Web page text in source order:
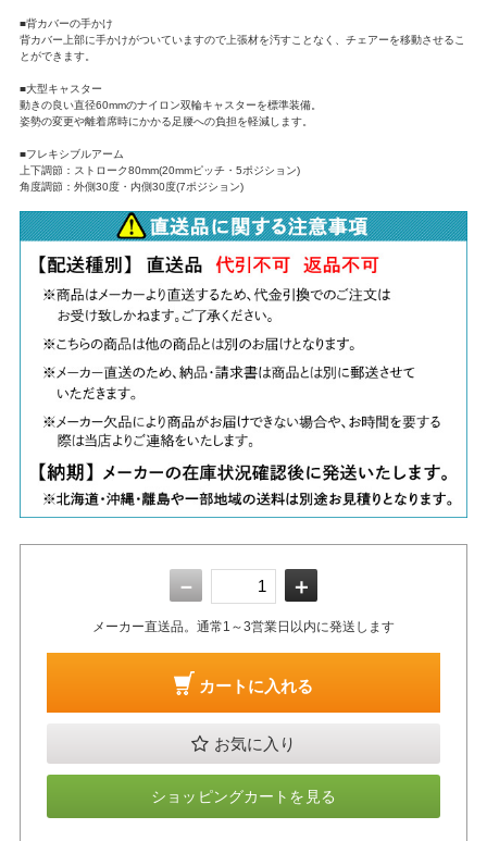
■背カバーの手かけ
背カバー上部に手かけがついていますので上張材を汚すことなく、チェアーを移動させるこ
とができます。
■大型キャスター
動きの良い直径60mmのナイロン双輪キャスターを標準装備。
姿勢の変更や離着席時にかかる足腰への負担を軽減します。
■フレキシブルアーム
上下調節：ストローク80mm(20mmピッチ・5ポジション)
角度調節：外側30度・内側30度(7ポジション)
－ ＋
メーカー直送品。通常1～3営業日以内に発送します
カートに入れる
お気に入り
ショッピングカートを見る